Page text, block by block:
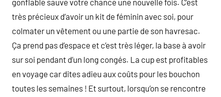
gonflable sauve votre chance une nouvelle fois. C’est
très précieux d’avoir un kit de féminin avec soi, pour
colmater un vêtement ou une partie de son havresac.
Ça prend pas d’espace et c’est très léger, la base à avoir
sur soi pendant d’un long congés. La cup est profitables
en voyage car dites adieu aux coûts pour les bouchon
toutes les semaines ! Et surtout, lorsqu’on se rencontre